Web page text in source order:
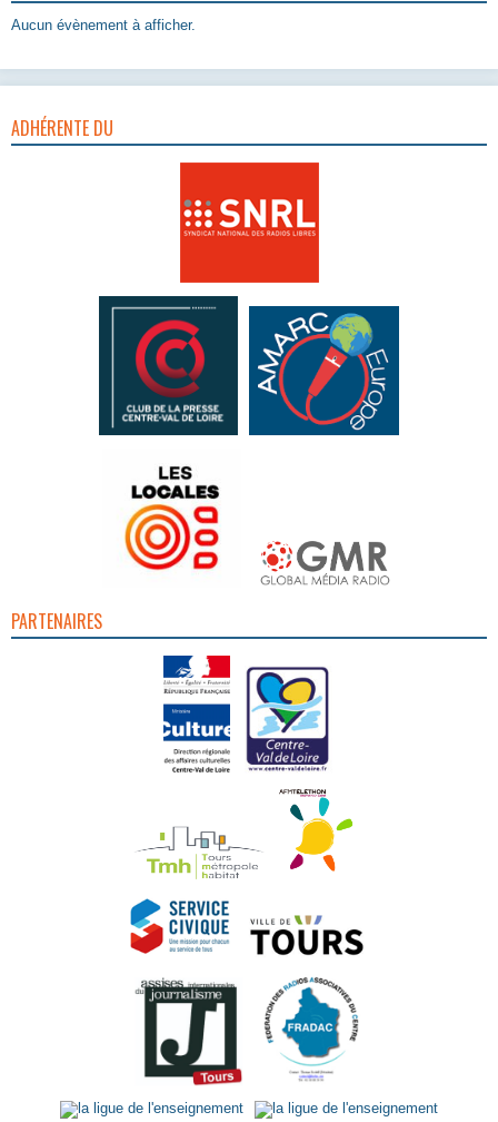
Aucun évènement à afficher.
ADHÉRENTE DU
PARTENAIRES